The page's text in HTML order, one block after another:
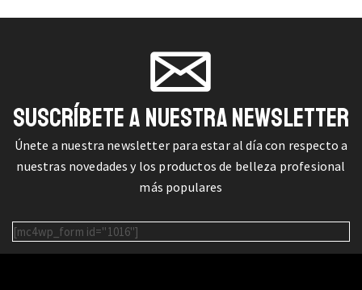
SUSCRÍBETE A NUESTRA NEWSLETTER
Únete a nuestra newsletter para estar al día con respecto a
nuestras novedades y los productos de belleza profesional
más populares
[mc4wp_form id="1016"]